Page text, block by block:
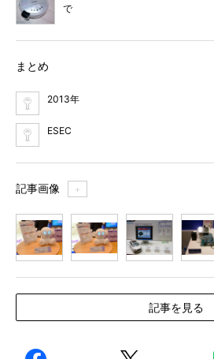
で
まとめ
2013年
ESEC
記事画像 ＋
記事を見る